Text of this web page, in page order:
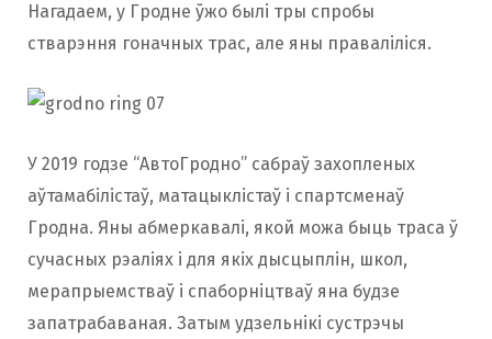
Нагадаем, у Гродне ўжо былі тры спробы
стварэння гоначных трас, але яны праваліліся.
У 2019 годзе “АвтоГродно” сабраў захопленых
аўтамабілістаў, матацыклістаў і спартсменаў
Гродна. Яны абмеркавалі, якой можа быць траса ў
сучасных рэаліях і для якіх дысцыплін, школ,
мерапрыемстваў і спаборніцтваў яна будзе
запатрабаваная. Затым удзельнікі сустрэчы